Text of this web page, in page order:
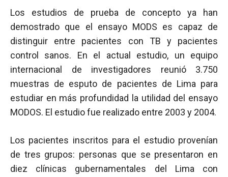
Los estudios de prueba de concepto ya han
demostrado que el ensayo MODS es capaz de
distinguir entre pacientes con TB y pacientes
control sanos. En el actual estudio, un equipo
internacional de investigadores reunió 3.750
muestras de esputo de pacientes de Lima para
estudiar en más profundidad la utilidad del ensayo
MODOS. El estudio fue realizado entre 2003 y 2004.
Los pacientes inscritos para el estudio provenían
de tres grupos: personas que se presentaron en
diez clínicas gubernamentales del Lima con